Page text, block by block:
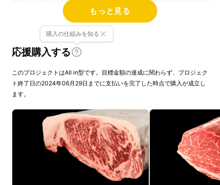
表面を炙るもよし
もっと見る
応援購入する
購入の仕組みを知る
このプロジェクトはAll in型です。目標金額の達成に関わらず、プロジェク
ト終了日の2024年06月29日までに支払いを完了した時点で購入が成立し
ます。